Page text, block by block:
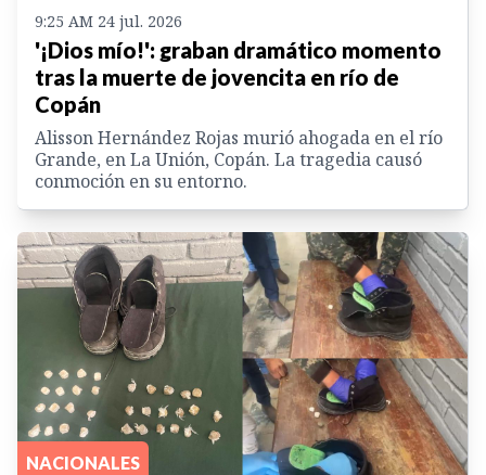
9:25 AM 24 jul. 2026
'¡Dios mío!': graban dramático momento
tras la muerte de jovencita en río de
Copán
Alisson Hernández Rojas murió ahogada en el río
Grande, en La Unión, Copán. La tragedia causó
conmoción en su entorno.
NACIONALES